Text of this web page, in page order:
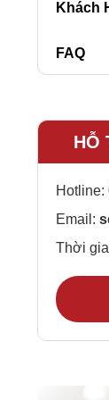
Khách
FAQ
HỖ
Hotline:
Email:
Thời